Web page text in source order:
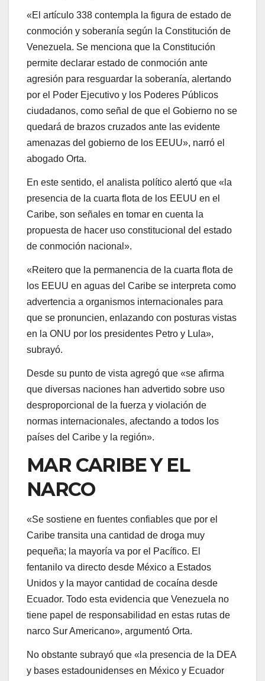
«El artículo 338 contempla la figura de estado de
conmoción y soberanía según la Constitución de
Venezuela. Se menciona que la Constitución
permite declarar estado de conmoción ante
agresión para resguardar la soberanía, alertando
por el Poder Ejecutivo y los Poderes Públicos
ciudadanos, como señal de que el Gobierno no se
quedará de brazos cruzados ante las evidente
amenazas del gobierno de los EEUU», narró el
abogado Orta.
En este sentido, el analista político alertó que «la
presencia de la cuarta flota de los EEUU en el
Caribe, son señales en tomar en cuenta la
propuesta de hacer uso constitucional del estado
de conmoción nacional».
«Reitero que la permanencia de la cuarta flota de
los EEUU en aguas del Caribe se interpreta como
advertencia a organismos internacionales para
que se pronuncien, enlazando con posturas vistas
en la ONU por los presidentes Petro y Lula»,
subrayó.
Desde su punto de vista agregó que «se afirma
que diversas naciones han advertido sobre uso
desproporcional de la fuerza y violación de
normas internacionales, afectando a todos los
países del Caribe y la región».
MAR CARIBE Y EL
NARCO
«Se sostiene en fuentes confiables que por el
Caribe transita una cantidad de droga muy
pequeña; la mayoría va por el Pacífico. El
fentanilo va directo desde México a Estados
Unidos y la mayor cantidad de cocaína desde
Ecuador. Todo esta evidencia que Venezuela no
tiene papel de responsabilidad en estas rutas de
narco Sur Americano», argumentó Orta.
No obstante subrayó que «la presencia de la DEA
y bases estadounidenses en México y Ecuador